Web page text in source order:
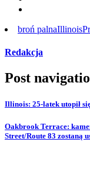
broń palnaIllinois
Redakcja
Post
Illinois: 25-latek utopił
Oakbrook Terrace:
Street/Route 83 zostaną